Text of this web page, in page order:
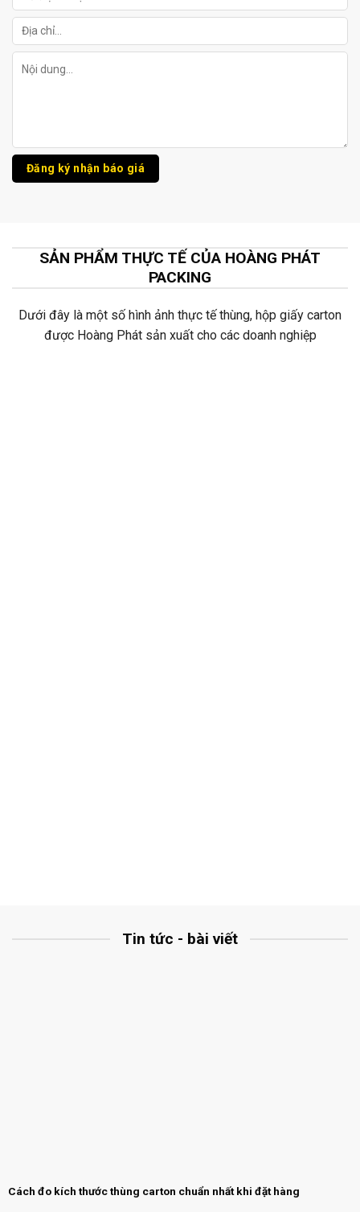
SẢN PHẨM THỰC TẾ CỦA HOÀNG PHÁT
PACKING
Dưới đây là một số hình ảnh thực tế thùng, hộp giấy carton
được Hoàng Phát sản xuất cho các doanh nghiệp
Tin tức - bài viết
Cách đo kích thước thùng carton chuẩn nhất khi đặt hàng